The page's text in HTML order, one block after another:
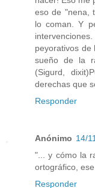
eso de "nena,
lo coman. Y
peyorativos de
sueño de la
(Sigurd,
derechas que
Responder
Anónimo 14/
"... y cómo la
ortográfico,
Responder